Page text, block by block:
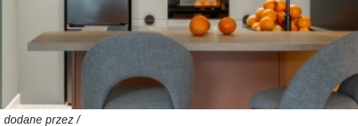
dodane przez /